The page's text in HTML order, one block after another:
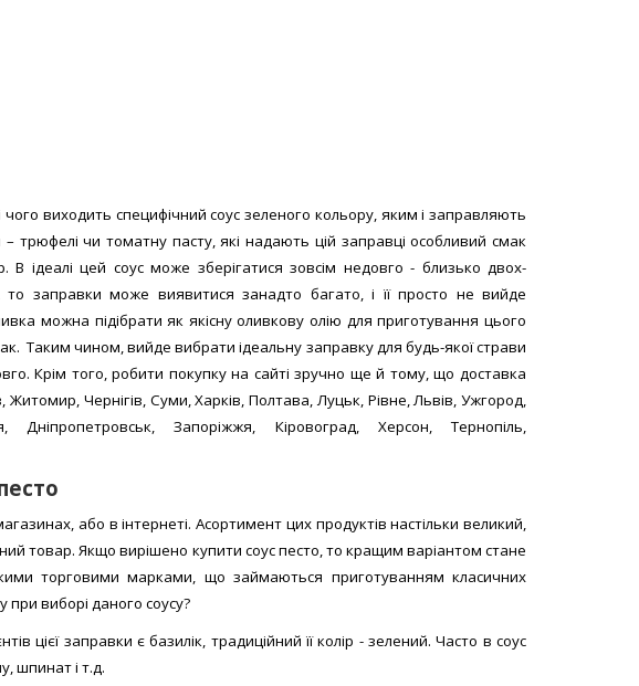
чого виходить специфічний соус зеленого кольору, яким і заправляють
трюфелі чи томатну пасту, які надають цій заправці особливий смак
ідеалі цей соус може зберігатися зовсім недовго - близько двох-
заправки може виявитися занадто багато, і її просто не вийде
можна підібрати як якісну оливкову олію для приготування цього
Таким чином, вийде вибрати ідеальну заправку для будь-якої страви
Крім того, робити покупку на сайті зручно ще й тому, що доставка
Житомир, Чернігів, Суми, Харків, Полтава, Луцьк, Рівне, Львів, Ужгород,
Дніпропетровськ, Запоріжжя, Кіровоград, Херсон, Тернопіль,
або в інтернеті. Асортимент цих продуктів настільки великий,
товар. Якщо вирішено купити соус песто, то кращим варіантом стане
торговими марками, що займаються приготуванням класичних
виборі даного соусу?
цієї заправки є базилік, традиційний її колір - зелений. Часто в соус
шпинат і т.д.